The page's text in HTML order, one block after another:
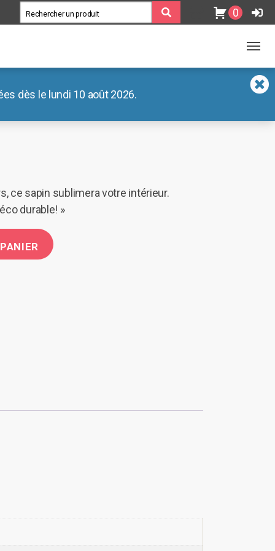
dès le lundi 10 août 2026.
0
ce sapin sublimera votre intérieur.
durable! »